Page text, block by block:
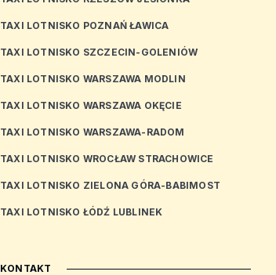
TAXI LOTNISKO POZNAŃ ŁAWICA
TAXI LOTNISKO SZCZECIN-GOLENIÓW
TAXI LOTNISKO WARSZAWA MODLIN
TAXI LOTNISKO WARSZAWA OKĘCIE
TAXI LOTNISKO WARSZAWA-RADOM
TAXI LOTNISKO WROCŁAW STRACHOWICE
TAXI LOTNISKO ZIELONA GÓRA-BABIMOST
TAXI LOTNISKO ŁÓDŹ LUBLINEK
KONTAKT